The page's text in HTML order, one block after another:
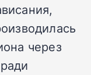
через